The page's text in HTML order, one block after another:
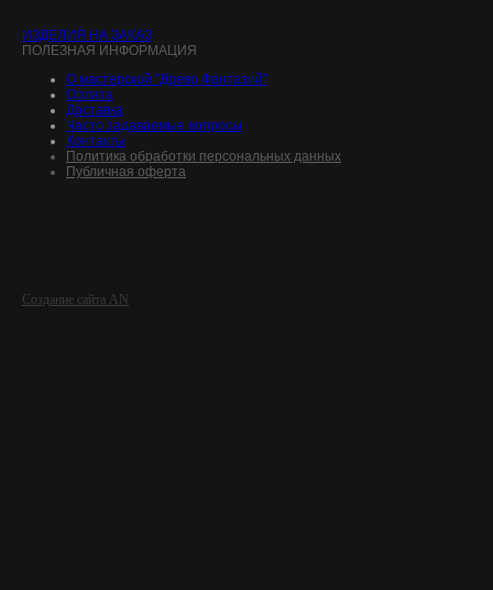
ИЗДЕЛИЯ НА ЗАКАЗ
ПОЛЕЗНАЯ ИНФОРМАЦИЯ
О мастерской "Древо Фантазий"
Оплата
Доставка
Часто задаваемые вопросы
Контакты
Политика обработки персональных данных
Публичная оферта
Создание сайта AN